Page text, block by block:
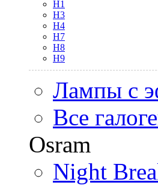
H1
H3
H4
H7
H8
H9
Лампы с
Все
Osram
Night